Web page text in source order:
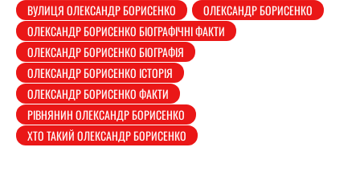
ВУЛИЦЯ ОЛЕКСАНДР БОРИСЕНКО
ОЛЕКСАНДР БОРИСЕНКО
ОЛЕКСАНДР БОРИСЕНКО БІОГРАФІЧНІ ФАКТИ
ОЛЕКСАНДР БОРИСЕНКО БІОГРАФІЯ
ОЛЕКСАНДР БОРИСЕНКО ІСТОРІЯ
ОЛЕКСАНДР БОРИСЕНКО ФАКТИ
РІВНЯНИН ОЛЕКСАНДР БОРИСЕНКО
ХТО ТАКИЙ ОЛЕКСАНДР БОРИСЕНКО